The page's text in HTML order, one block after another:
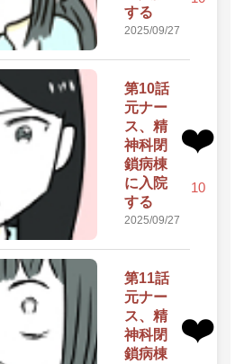
する
2025/09/27
第10話
元ナー
ス、精
神科閉
鎖病棟
に入院
する
2025/09/27
❤️
10
第11話
元ナー
ス、精
神科閉
鎖病棟
❤️